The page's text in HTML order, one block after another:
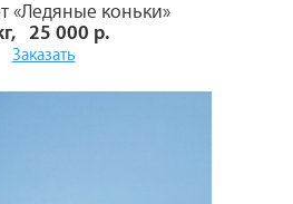
«Ледяные коньки»
25 000 р.
Заказать